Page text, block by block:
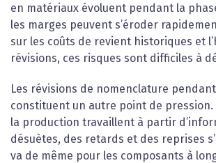
en matériaux évoluent pendant la
les marges peuvent s’éroder
sur les coûts de revient historiques et
révisions, ces risques sont difficiles à
Les révisions de nomenclature
constituent un autre point de pression.
la production travaillent à partir
désuètes, des retards et des reprises
va de même pour les composants à